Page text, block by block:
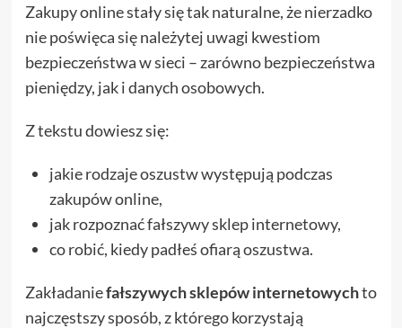
Zakupy online stały się tak naturalne, że nierzadko
nie poświęca się należytej uwagi kwestiom
bezpieczeństwa w sieci – zarówno bezpieczeństwa
pieniędzy, jak i danych osobowych.
Z tekstu dowiesz się:
jakie rodzaje oszustw występują podczas
zakupów online,
jak rozpoznać fałszywy sklep internetowy,
co robić, kiedy padłeś ofiarą oszustwa.
Zakładaniefałszywych sklepów internetowychto
najczęstszy sposób, z którego korzystają